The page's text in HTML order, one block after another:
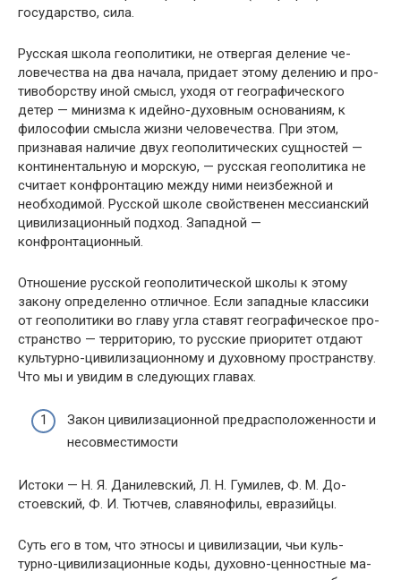
государство, сила.
Русская школа геополитики, не отвергая деление че­
ловечества на два начала, придает этому делению и про­
тивоборству иной смысл, уходя от географического
детер — минизма к идейно-духовным основаниям, к
философии смысла жизни человечества. При этом,
признавая наличие двух геополитических сущностей —
континентальную и морскую, — русская геополитика не
считает конфронтацию между ними неизбежной и
необходимой. Русской школе свойственен мессианский
цивилизационный подход. За­падной —
конфронтационный.
Отношение русской геополитической школы к этому
закону определенно отличное. Если западные классики
от геополитики во главу угла ставят географическое про­
странство — территорию, то русские приоритет отдают
культурно-цивилизационному и духовному пространству.
Что мы и увидим в следующих главах.
Закон цивилизационной предрасположенности и
несовместимости
Истоки — Н. Я. Данилевский, Л. Н. Гумилев, Ф. М. До­
стоевский, Ф. И. Тютчев, славянофилы, евразийцы.
Суть его в том, что этносы и цивилизации, чьи куль-
турно-цивилизационные коды, духовно-ценностные ма­